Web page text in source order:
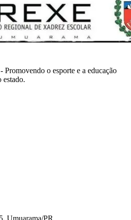
o esporte e a educação
estado.
, Umuarama/PR